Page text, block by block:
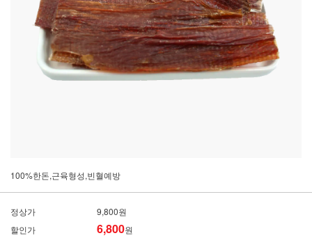
100%한돈,근육형성,빈혈예방
정상가
9,800원
할인가
6,800원